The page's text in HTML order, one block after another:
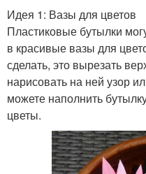
Идея 1: Вазы для цветов
Пластиковые бутылки
в красивые вазы для
сделать, это вырезать
нарисовать на ней узор
можете наполнить
цветы.